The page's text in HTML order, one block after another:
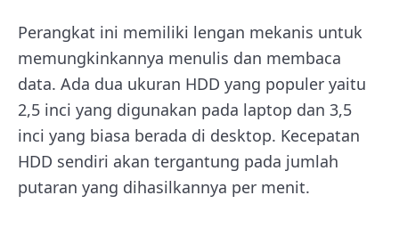
Perangkat ini memiliki lengan mekanis untuk
memungkinkannya menulis dan membaca
data. Ada dua ukuran HDD yang populer yaitu
2,5 inci yang digunakan pada laptop dan 3,5
inci yang biasa berada di desktop. Kecepatan
HDD sendiri akan tergantung pada jumlah
putaran yang dihasilkannya per menit.